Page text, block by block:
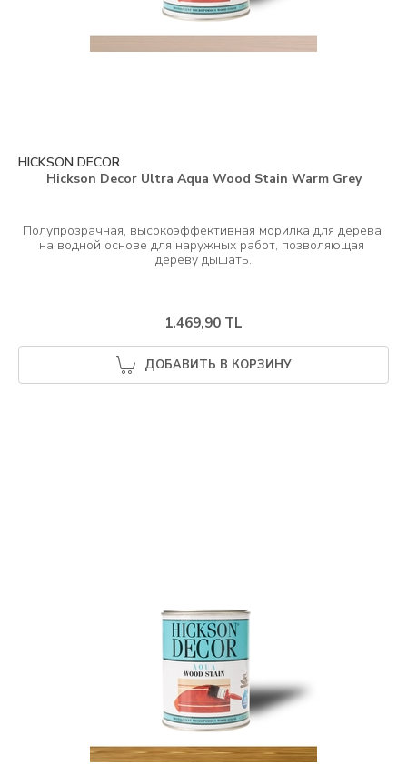
HICKSON DECOR
Hickson Decor Ultra Aqua Wood Stain Warm Grey
Полупрозрачная, высокоэффективная морилка для дерева
на водной основе для наружных работ, позволяющая
1.469,90 TL
ДОБАВИТЬ В КОРЗИНУ